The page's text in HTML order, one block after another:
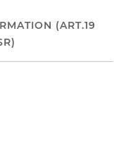
(ART.19